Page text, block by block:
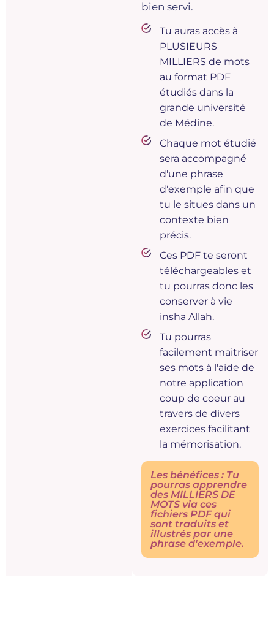
bien servi.
Tu auras accès à
PLUSIEURS
MILLIERS de mots
au format PDF
étudiés dans la
grande université
de Médine.
Chaque mot étudié
sera accompagné
d'une phrase
d'exemple afin que
tu le situes dans un
contexte bien
précis.
Ces PDF te seront
téléchargeables et
tu pourras donc les
conserver à vie
insha Allah.
Tu pourras
facilement maitriser
ses mots à l'aide de
notre application
coup de coeur au
travers de divers
exercices facilitant
la mémorisation.
Les bénéfices : Tu
pourras apprendre
des MILLIERS DE
MOTS via ces
fichiers PDF qui
sont traduits et
illustrés par une
phrase d'exemple.